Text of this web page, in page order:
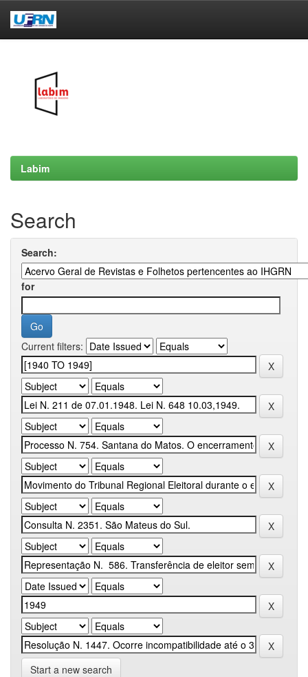
Labim
Search
Search:
for
Current filters:
Start a new search